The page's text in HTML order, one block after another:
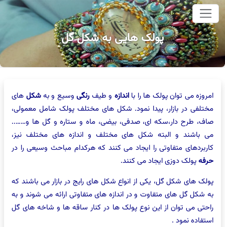
اصلی
پولک هایی به شکل گل
امروزه می توان پولک ها را بااندازه و طیف رنگیوسیع و بهشکل های
مختلفی در بازار، پیدا نمود. شکل های مختلف پولک شامل معمولی،
صاف، طرح دار،سکه ای، صدفی، بیضی، ماه و ستاره و گل ها و……..
می باشند و البته شکل های مختلف و اندازه های مختلف نیز،
کاربردهای متفاوتی را ایجاد می کنند که هرکدام مباحث وسیعی را در
حرفهپولک دوزی ایجاد می کنند.
پولک های شکل گل، یکی از انواع شکل های رایج در بازار می باشند که
به شکل گل های متفاوت و در اندازه های متفاوتی ارائه می شوند و به
راحتی می توان از این نوع پولک ها در کنار ساقه ها و شاخه های گل
استفاده نمود .